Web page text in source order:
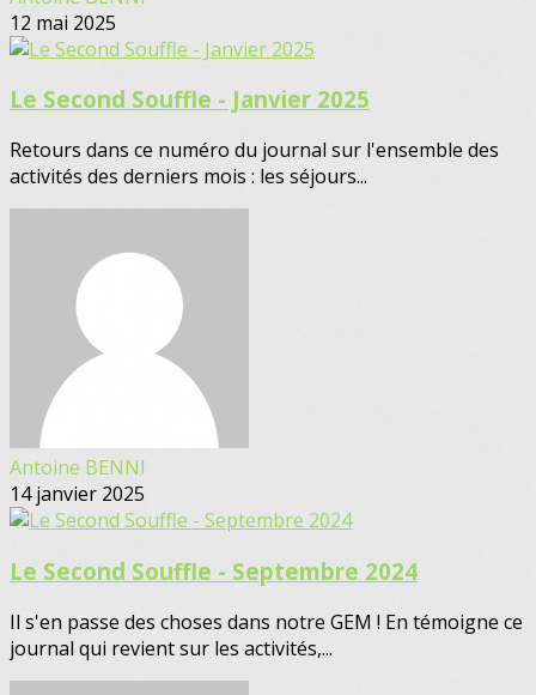
12 mai 2025
Le Second Souffle - Janvier 2025
Retours dans ce numéro du journal sur l'ensemble des
activités des derniers mois : les séjours...
Antoine BENNI
14 janvier 2025
Le Second Souffle - Septembre 2024
Il s'en passe des choses dans notre GEM ! En témoigne ce
journal qui revient sur les activités,...